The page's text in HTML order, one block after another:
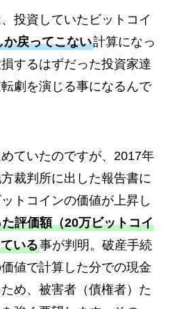
投資していたビットコイ
か戻ってこない計算になっ
するはずだった投資家達
劇を演じる事になるんで
ていたのですが、2017年
裁判所に出した報告書に
トコインの価値が上昇し
評価額（20万ビットコイ
いる事が判明。破産手続
値で計算した分での現金
め、被害者（債権者）た